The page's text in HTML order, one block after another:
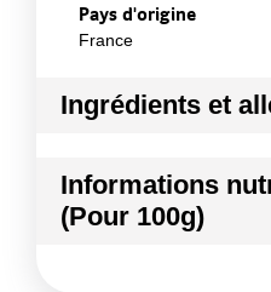
Pays d'origine
France
Ingrédients et
Pomme
Conformément aux
Informations
(Pour 100g)